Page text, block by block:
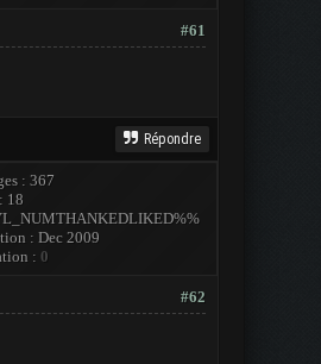
#61
Répondre
: 367
18
: Dec 2009
: 0
#62